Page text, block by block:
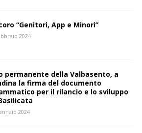
“Genitori, App e Minori”
2024
permanente della Valbasento, a
la firma del documento
per il rilancio e lo sviluppo
2024